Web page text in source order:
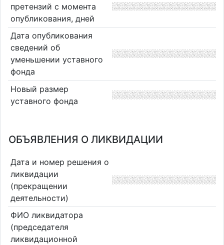
претензий с момента
опубликования, дней
Дата опубликования
сведений об
уменьшении уставного
фонда
Новый размер
уставного фонда
ОБЪЯВЛЕНИЯ О ЛИКВИДАЦИИ
Дата и номер решения о
ликвидации
(прекращении
деятельности)
ФИО ликвидатора
(председателя
ликвидационной